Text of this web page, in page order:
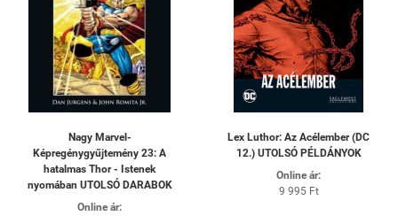
Nagy Marvel-
Képregénygyűjtemény 23: A
hatalmas Thor - Istenek
nyomában UTOLSÓ DARABOK
Online ár:
Lex Luthor: Az Acélember (DC
12.) UTOLSÓ PÉLDÁNYOK
Online ár:
9 995 Ft